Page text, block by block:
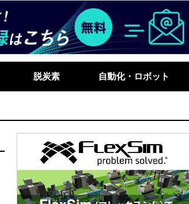
脱炭素 自動化・ロボット